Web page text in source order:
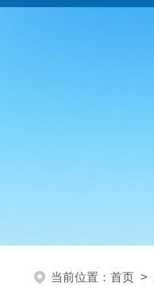
当前位置： 首页 >